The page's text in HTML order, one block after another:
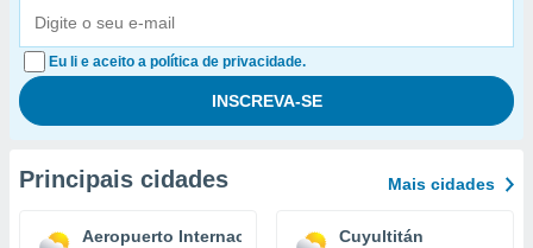
Eu li e aceito a política de privacidade.
Principais cidades Mais cidades
Aeropuerto Internacional de El Salvador
Cuyultitán